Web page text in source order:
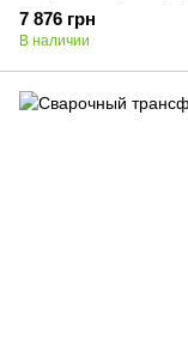
7 876 грн
В наличии